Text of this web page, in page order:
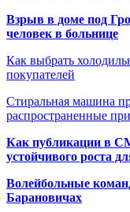
Взрыв в доме под
человек в больнице
Как выбрать
покупателей
Стиральная машина
распространенные
Как публикации в
устойчивого роста
Волейбольные
Барановичах